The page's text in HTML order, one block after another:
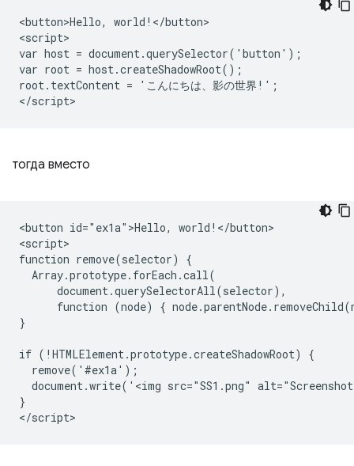
<button>Hello, world!</button>
<script>
var host = document.querySelector('button');
var root = host.createShadowRoot();
root.textContent = 'こんにちは、影の世界!';
тогда вместо
<button id="ex1a">Hello, world!</button>
<script>
function remove(selector) {
  Array.prototype.forEach.call(
      document.querySelectorAll(selector),
function (node) {
}
if (!HTMLElement.prototype.createShadowRoot) {
  remove('#ex1a');
document.write('<img src="SS1.png"
}